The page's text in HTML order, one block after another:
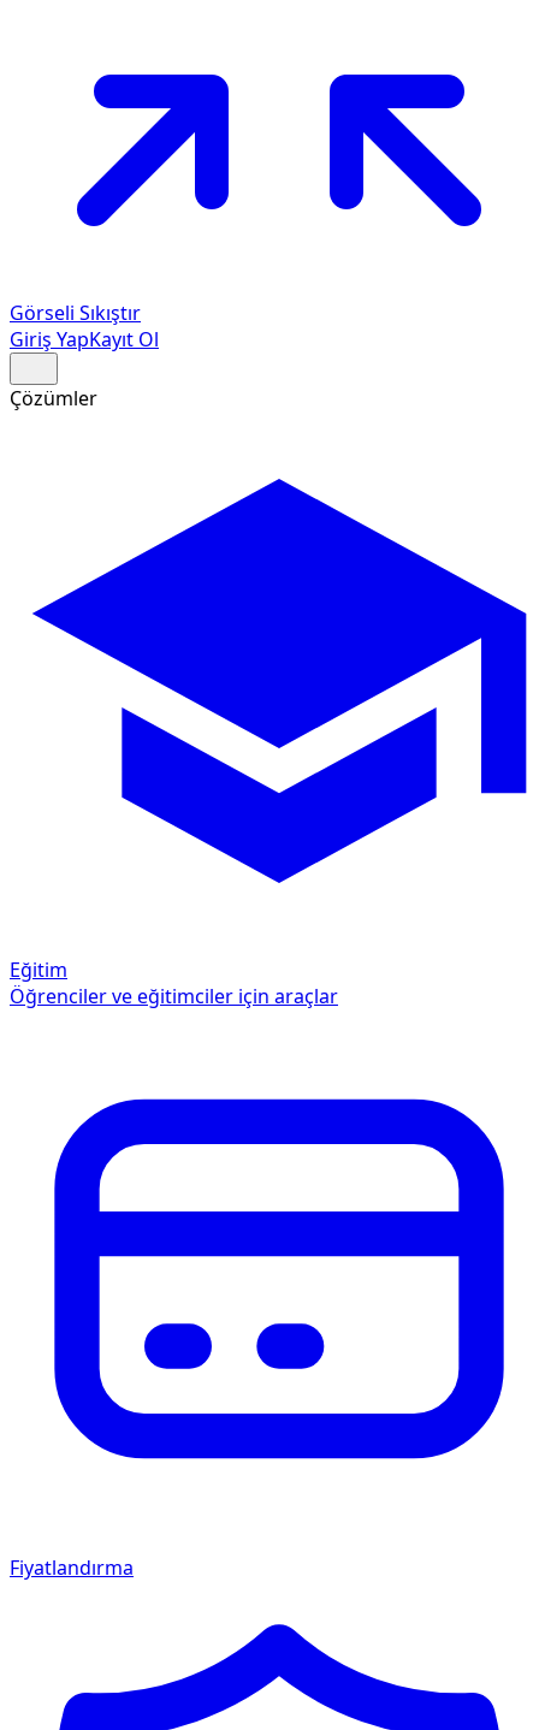
Görseli Sıkıştır
Giriş YapKayıt Ol
Çözümler
Eğitim
Öğrenciler ve eğitimciler için araçlar
Fiyatlandırma